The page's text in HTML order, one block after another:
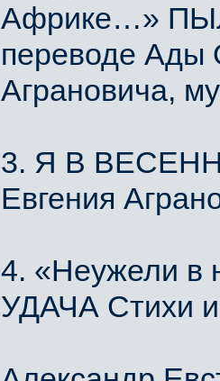
Африке…»
переводе Ады
Аграновича,
3. Я В
Евгения
4. «Неужели
УДАЧА Стихи и